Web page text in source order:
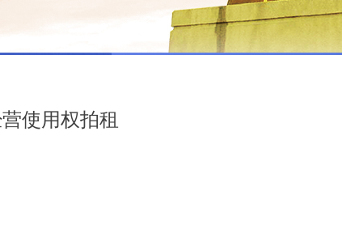
使用权拍租